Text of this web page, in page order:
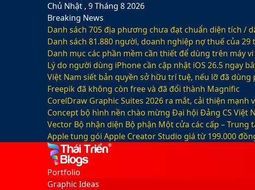
Chủ Nhật , 9 Tháng 8 2026
Breaking News
Danh sách 705 địa phương chưa đạt chuẩn diện tích /
Danh sách 81.880‬ người, doanh nghiệp nợ thuế của
Danh mục các phần mềm cần thiết để dùng trên máy
Lý do người dùng iPhone cần cập nhật iOS 26.5 ngay
Việt Nam siết bản quyền sở hữu trí tuệ, nếu lỡ đã
Freepik đã không còn free và đã đổi thành Magnific
CorelDraw Graphic Suites 2026 ra mắt, cải thiện mạnh
Concept bộ hình nền chào mừng Đại hội Đảng CS Việt
Vector Bộ nhận diện Bộ phận Một cửa các cấp – Trung
Apple tung gói Apple Creator Studio giá từ 199.000
Facebook
X
LinkedIn
YouTube
Google
Play
Sidebar
Switch
skin
Portfolio
Graphic Ideas